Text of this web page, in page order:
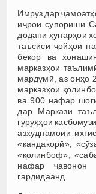
Имрӯз дар
иҷрои супориши
додани ҳунарҳои
таъсиси ҷойҳои
бекор ва
марказҳои
мардумӣ, аз онҳо
марказҳои
ва 900 нафар
дар Маркази
гурӯҳҳои
азхуднамоии
«кандакорӣ»,
«қолинбоф»,
нафар ҷавонон
гардидаанд.